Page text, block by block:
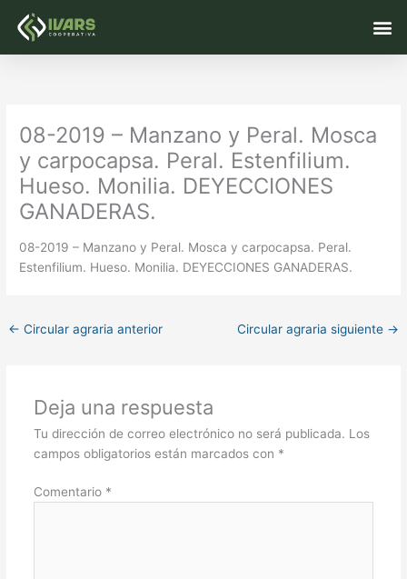
08-2019 – Manzano y Peral. Mosca
y carpocapsa. Peral. Estenfilium.
Hueso. Monilia. DEYECCIONES
GANADERAS.
08-2019 – Manzano y Peral. Mosca y carpocapsa. Peral.
Estenfilium. Hueso. Monilia. DEYECCIONES GANADERAS.
← Circular agraria anterior Circular agraria siguiente →
Deja una respuesta
Tu dirección de correo electrónico no será publicada. Los
campos obligatorios están marcados con *
Comentario *